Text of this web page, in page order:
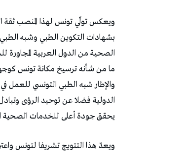
ويعكس تولّي تونس لهذا المنصب ثقة
بشهادات التكوين الطبي وشبه الطبي
الصحية من الدول العربية المجاورة
ما من شأنه ترسيخ مكانة تونس
والإطار شبه الطبي التونسي للعمل
الدولية فضلا عن توحيد الرؤى
يحقق جودة أعلى للخدمات الصحية
ويعدّ هذا التتويج تشريفا لتونس